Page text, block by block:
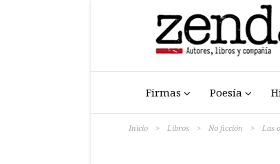
Firmas Poesía
Inicio > Libros > No ficción > Las